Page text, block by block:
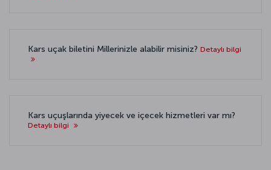
Kars uçak biletini Millerinizle alabilir misiniz? Detaylı bilgi
Kars uçuşlarında yiyecek ve içecek hizmetleri var mı?
Detaylı bilgi